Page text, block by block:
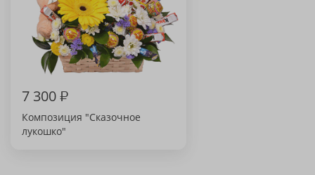
7 300₽
Композиция "Сказочное
лукошко"